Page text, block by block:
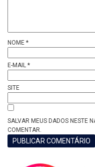
NOME *
E-MAIL *
SITE
SALVAR MEUS DADOS NESTE
COMENTAR.